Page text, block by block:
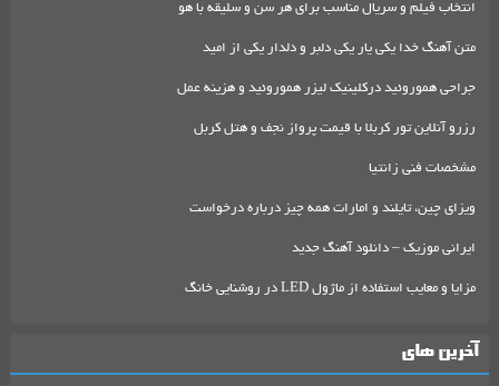
انتخاب فیلم و سریال مناسب برای هر سن و سلیقه با هو
متن آهنگ خدا یکی یار یکی دلبر و دلدار یکی از امید
جراحی هموروئید درکلینیک لیزر هموروئید و هزینه عمل
رزرو آنلاین تور کربلا با قیمت پرواز نجف و هتل کربل
مشخصات فنی زانتیا
ویزای چین، تایلند و امارات همه چیز درباره درخواست
ایرانی موزیک – دانلود آهنگ جدید
مزایا و معایب استفاده از ماژول LED در روشنایی خانگ
آخرین های